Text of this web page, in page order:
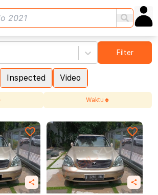
Inspected Video
Filter
Waktu